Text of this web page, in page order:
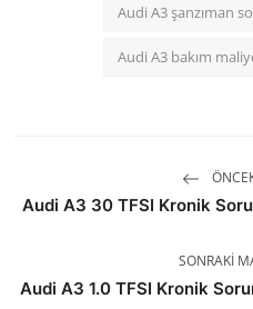
Audi A3 şanzıman
Audi A3 bakım
Audi A3 30 TFSI Kronik
SONRAKI
Audi A3 1.0 TFSI Kronik